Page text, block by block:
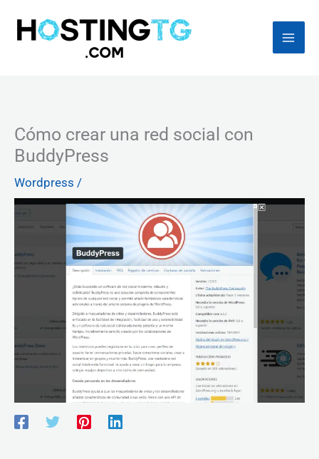
Cómo crear una red social con
BuddyPress
Wordpress /